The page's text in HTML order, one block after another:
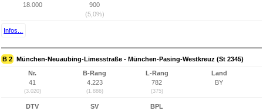
18.000
900
(5,0%)
Infos...
B 2 München-Neuaubing-Limesstraße - München-Pasing-Westkreuz (St 2345)
Nr.
41
(3.020)
B-Rang
4.223
(1.886)
L-Rang
782
(375)
Land
BY
DTV
SV
BPL